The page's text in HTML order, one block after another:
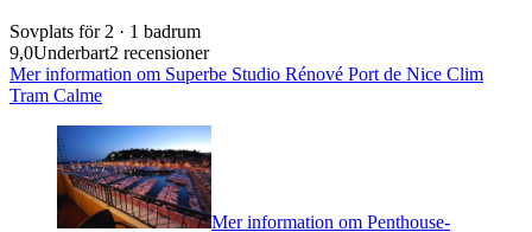
Sovplats för 2 · 1 badrum
9,0Underbart2 recensioner
Mer information om Superbe Studio Rénové Port de Nice Clim
Tram Calme
Mer information om Penthouse-